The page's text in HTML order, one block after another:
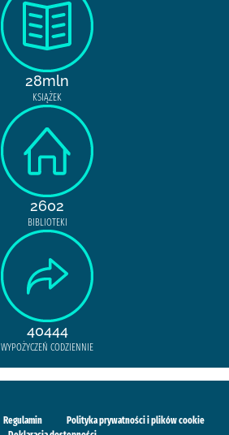
28mln
KSIĄŻEK
2602
BIBLIOTEKI
40444
WYPOŻYCZEŃ CODZIENNIE
Regulamin
Polityka prywatności i plików cookie